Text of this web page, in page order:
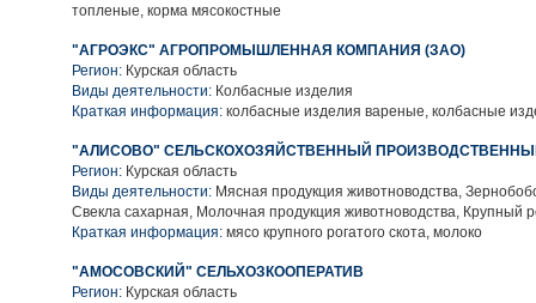
топленые, корма мясокостные
"АГРОЭКС" АГРОПРОМЫШЛЕННАЯ КОМПАНИЯ (ЗАО)
Регион: Курская область
Виды деятельности: Колбасные изделия
Краткая информация: колбасные изделия вареные, колбасные
"АЛИСОВО" СЕЛЬСКОХОЗЯЙСТВЕННЫЙ
Регион: Курская область
Виды деятельности: Мясная продукция животноводства,
Свекла сахарная, Молочная продукция животноводства, Крупный
Краткая информация: мясо крупного рогатого скота, молоко
"АМОСОВСКИЙ" СЕЛЬХОЗКООПЕРАТИВ
Регион: Курская область